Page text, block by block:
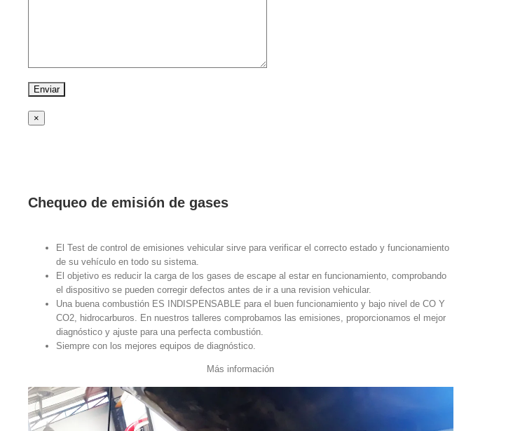
×
Chequeo de emisión de gases
El Test de control de emisiones vehicular sirve para verificar el correcto estado y funcionamiento
de su vehículo en todo su sistema.
El objetivo es reducir la carga de los gases de escape al estar en funcionamiento, comprobando
el dispositivo se pueden corregir defectos antes de ir a una revision vehicular.
Una buena combustión ES INDISPENSABLE para el buen funcionamiento y bajo nivel de CO Y
CO2, hidrocarburos. En nuestros talleres comprobamos las emisiones, proporcionamos el mejor
diagnóstico y ajuste para una perfecta combustión.
Siempre con los mejores equipos de diagnóstico.
Más información